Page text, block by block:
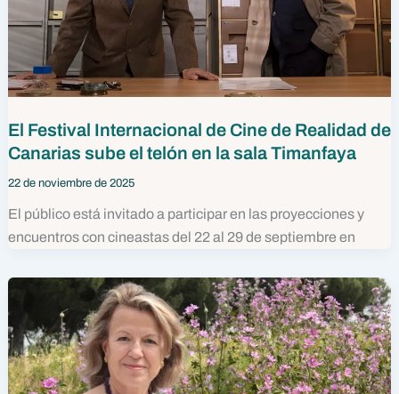
El Festival Internacional de Cine de Realidad de
Canarias sube el telón en la sala Timanfaya
22 de noviembre de 2025
El público está invitado a participar en las proyecciones y
encuentros con cineastas del 22 al 29 de septiembre en